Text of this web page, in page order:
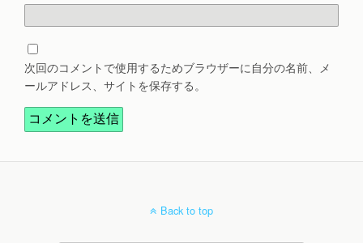
次回のコメントで使用するためブラウザーに自分の名前、メ
ールアドレス、サイトを保存する。
Back to top